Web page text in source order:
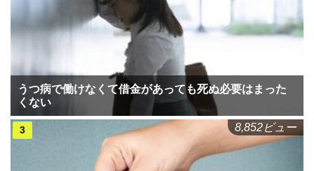
うつ病で働けなくて借金があっても死ぬ必要はまった
くない
8,852ビュー